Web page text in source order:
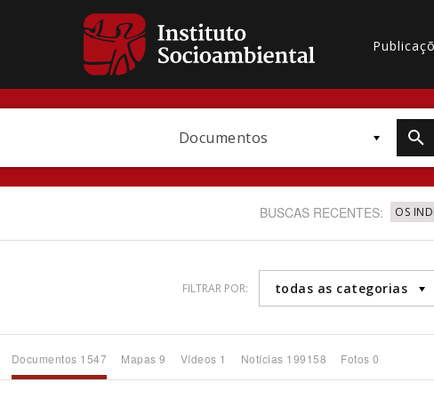
Documentos
BUSCAS RECENTES: OS
FILTRAR POR: todas as categorias
Documentos 1547 Mapas 9 Vídeos 1 Notícias 199158 Fotos 0